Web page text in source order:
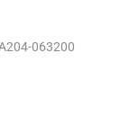
063200